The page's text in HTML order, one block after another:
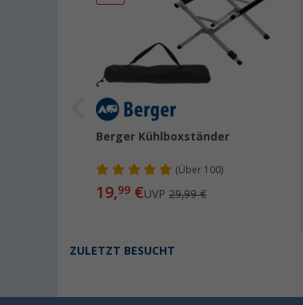
Berger Kühlboxständer
(Über 100)
19,99 €UVP29,99 €
ZULETZT BESUCHT